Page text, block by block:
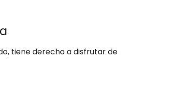
tiene derecho a disfrutar de